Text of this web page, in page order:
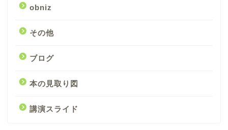
obniz
その他
ブログ
本の見取り図
講演スライド